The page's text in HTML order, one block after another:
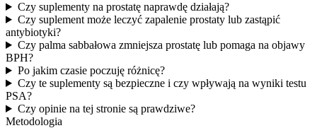
Czy suplementy na prostatę naprawdę działają?
Czy suplement może leczyć zapalenie prostaty lub zastąpić
antybiotyki?
Czy palma sabbałowa zmniejsza prostatę lub pomaga na objawy
BPH?
Po jakim czasie poczuję różnicę?
Czy te suplementy są bezpieczne i czy wpływają na wyniki testu
PSA?
Czy opinie na tej stronie są prawdziwe?
Metodologia